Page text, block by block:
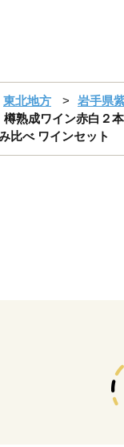
東北地方 岩手県
樽熟成ワイン赤白２
比べ ワインセット